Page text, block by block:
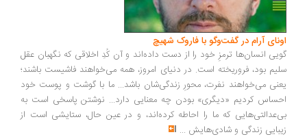
آرام در گفت‌وگو با فاروک شهیچ‭
انسان‌ها ترمزِ خود را از دست داده‌اند و آن کُدِ اخلاقی که نگهبان عقل
بود، فروریخته است. در دنیای امروز، همه می‌خواهند فاشیست باشند؛
می‌خواهند نفرت، محورِ زندگی‌شان باشد... ما با گوشت و پوست خود
کردیم «دیگری» بودن چه معنایی دارد... نوشتن پاسخی است به
که ما را احاطه کرده‌اند، و در عین حال، ستایشی است از
زندگی و شادی‌هایش...